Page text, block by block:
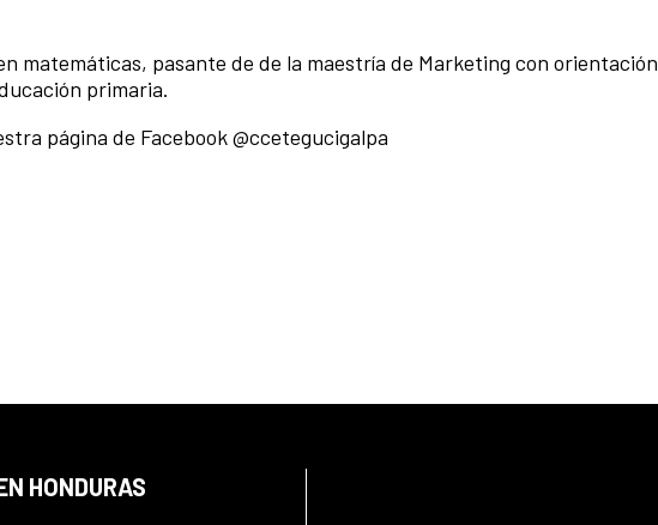
matemáticas, pasante de de la maestría de Marketing con orientación
primaria.
página de Facebook @ccetegucigalpa
HONDURAS